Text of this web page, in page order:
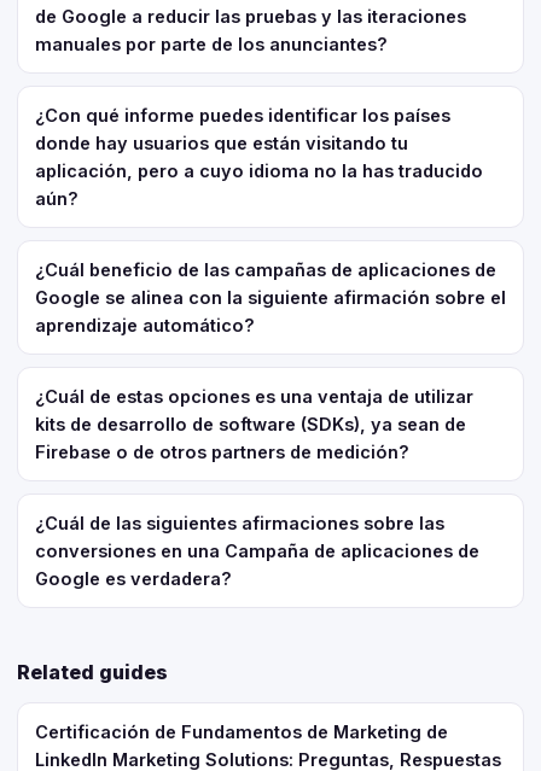
de Google a reducir las pruebas y las iteraciones
manuales por parte de los anunciantes?
¿Con qué informe puedes identificar los países
donde hay usuarios que están visitando tu
aplicación, pero a cuyo idioma no la has traducido
aún?
¿Cuál beneficio de las campañas de aplicaciones de
Google se alinea con la siguiente afirmación sobre el
aprendizaje automático?
¿Cuál de estas opciones es una ventaja de utilizar
kits de desarrollo de software (SDKs), ya sean de
Firebase o de otros partners de medición?
¿Cuál de las siguientes afirmaciones sobre las
conversiones en una Campaña de aplicaciones de
Google es verdadera?
Related guides
Certificación de Fundamentos de Marketing de
LinkedIn Marketing Solutions: Preguntas, Respuestas